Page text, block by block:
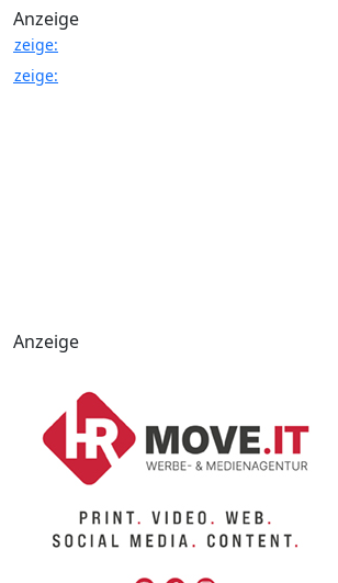
Anzeige
Anzeige